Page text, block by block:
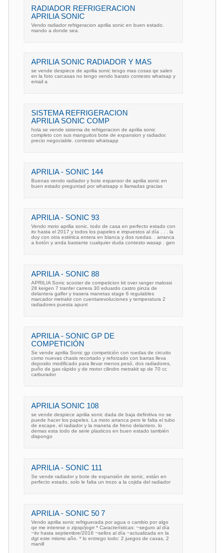
RADIADOR REFRIGERACION
APRILIA SONIC
Vendo radiador refrigeracion aprilia sonic en buen estado.
mando a donde sea.
APRILIA SONIC RADIADOR Y MAS
se vende despiece de aprilia sonic tengo mas cosas qe salen
en la foto carcasas no tengo vendo barato contesto whatsap y
email a
SISTEMA REFRIGERACION
APRILIA SONIC COMP
hola se vende sistema de refrigeracion de aprilia sonic
completo con sus manguitos bote de expansion y radiador.
precio negociable. contesto whatsapp
APRILIA - SONIC 144
Buenas vendo radiador y bote espansor de aprilia sonic en
buen estado preguntad por whatsapp o llamadas gracias
APRILIA - SONIC 93
Vendo moto aprilia sonic, todo de casa en perfecto estado con
itv hasta el 2017 y todos los papeles e impuestos al día . . . la
doy con otra estética entera en blanca y dos ruedas. . arranca
a botón y anda bastante cualquier duda contesto wasap . gen
APRILIA - SONIC 88
APRILIA Sonic scooter de competicion kit over ranger malossi
28 keigen 7 tranfer carrera 30 eduardo castro pinza de
delantera galfer y trasera manetas stage 6 regulables
marcador metrakir con cuentarevoluciones y temperatura 2
radiadores puesta apunt
APRILIA - SONIC GP DE
COMPETICIÓN
Se vende aprilia Sonic gp competición con ruedas de circuito
como nuevas chasis recortado y reforzado con barras lleva
deposito modificado para llevar menos pesó, dos radiadores,
puño de gas rápido y de motor cilindro metrakit sp de 70 cc
carburador
APRILIA SONIC 108
se vende despiece aprilia sonic dada de baja definitiva no se
puede hacer los papeles. La moto arranca pero le falta el tubo
de escape, el radiador y la maneta de freno delantero. lo
demas esta todo de serie plasticos en buen estado también
dispongo
APRILIA - SONIC 111
Se vende radiador y bote de expansión de sonic, están en
perfecto estado, solo le falta un trozo a la cojida del radiador
APRILIA - SONIC 50 7
Vendo aprilia sonic refriguerada por agua o cambio por algo
qe me interese o zipsp/jogrr * Características: ~seguro al día
~itv hasta septiembre/2016 ~sellos al día ~actualizada en la
dgt este mismo año. * lo entrego todo: 2 juegos de caxas, 2
manill